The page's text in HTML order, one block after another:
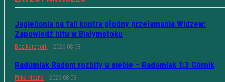
Jagiellonia na fali kontra głodny przełamania Widzew:
Zapowiedź hitu w Białymstoku
Bez kategorii 2026-08-08
Radomiak Radom rozbity u siebie – Radomiak 1:3 Górnik
Piłka Nożna 2026-08-08